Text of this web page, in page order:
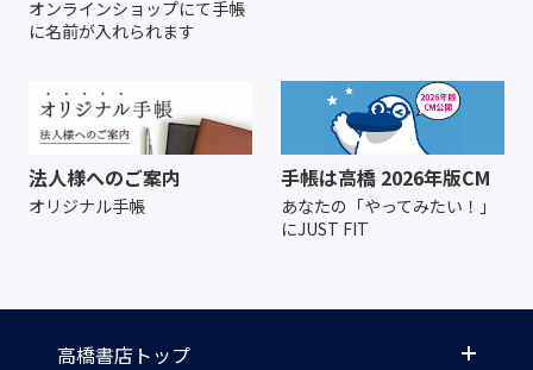
オンラインショップにて手帳
に名前が入れられます
法人様へのご案内
オリジナル手帳
手帳は高橋 2026年版CM
あなたの「やってみたい！」
にJUST FIT
高橋書店トップ